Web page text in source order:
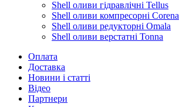
Shell оливи гідравлічні Tellus
Shell оливи компресорні Corena
Shell оливи редукторні Omala
Shell оливи верстатні Tonna
Оплата
Доставка
Новини і статті
Відео
Партнери